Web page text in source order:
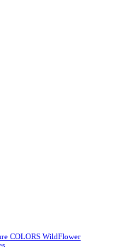
COLORS WildFlower